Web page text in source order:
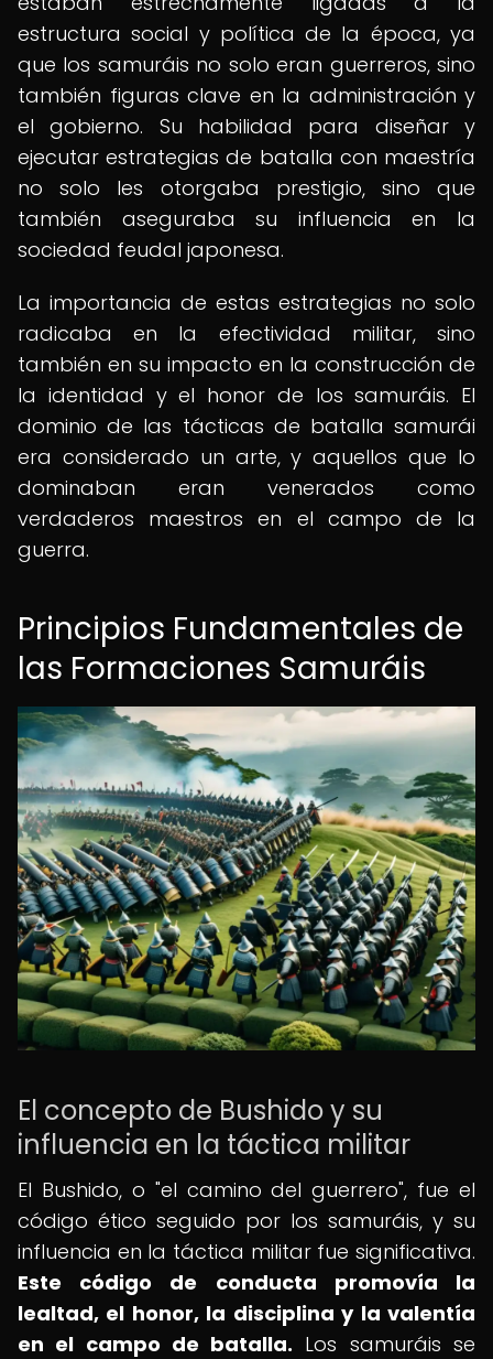
estructura social y política de la época, ya
que los samuráis no solo eran guerreros, sino
también figuras clave en la administración y
el gobierno. Su habilidad para diseñar y
ejecutar estrategias de batalla con maestría
no solo les otorgaba prestigio, sino que
también aseguraba su influencia en la
sociedad feudal japonesa.
La importancia de estas estrategias no solo
radicaba en la efectividad militar, sino
también en su impacto en la construcción de
la identidad y el honor de los samuráis. El
dominio de las tácticas de batalla samurái
era considerado un arte, y aquellos que lo
dominaban eran venerados como
verdaderos maestros en el campo de la
guerra.
Principios Fundamentales de
las Formaciones Samuráis
El concepto de Bushido y su
influencia en la táctica militar
El Bushido, o "el camino del guerrero", fue el
código ético seguido por los samuráis, y su
influencia en la táctica militar fue significativa.
Este código de conducta promovía la
lealtad, el honor, la disciplina y la valentía
en el campo de batalla. Los samuráis se